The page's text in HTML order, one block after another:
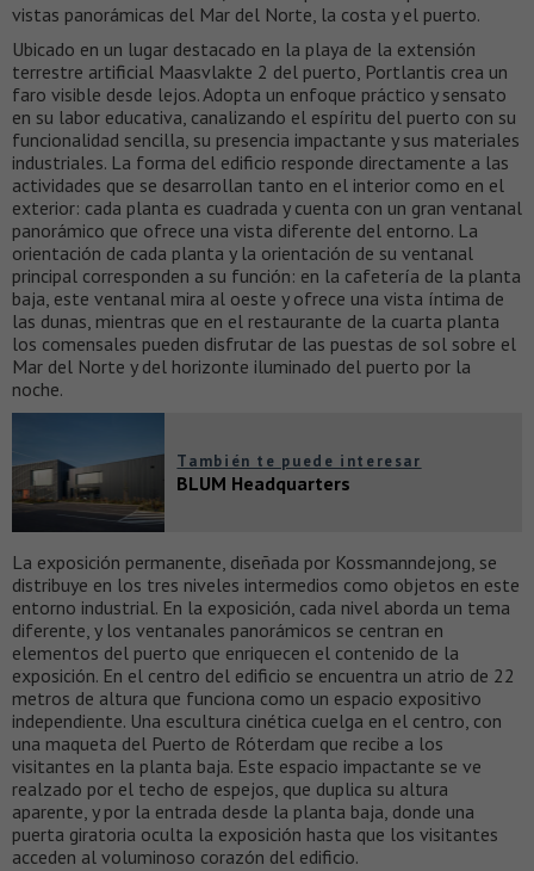
vistas panorámicas del Mar del Norte, la costa y el puerto.
Ubicado en un lugar destacado en la playa de la extensión
terrestre artificial Maasvlakte 2 del puerto, Portlantis crea un
faro visible desde lejos. Adopta un enfoque práctico y sensato
en su labor educativa, canalizando el espíritu del puerto con su
funcionalidad sencilla, su presencia impactante y sus materiales
industriales. La forma del edificio responde directamente a las
actividades que se desarrollan tanto en el interior como en el
exterior: cada planta es cuadrada y cuenta con un gran ventanal
panorámico que ofrece una vista diferente del entorno. La
orientación de cada planta y la orientación de su ventanal
principal corresponden a su función: en la cafetería de la planta
baja, este ventanal mira al oeste y ofrece una vista íntima de
las dunas, mientras que en el restaurante de la cuarta planta
los comensales pueden disfrutar de las puestas de sol sobre el
Mar del Norte y del horizonte iluminado del puerto por la
noche.
También te puede interesar
BLUM Headquarters
La exposición permanente, diseñada por Kossmanndejong, se
distribuye en los tres niveles intermedios como objetos en este
entorno industrial. En la exposición, cada nivel aborda un tema
diferente, y los ventanales panorámicos se centran en
elementos del puerto que enriquecen el contenido de la
exposición. En el centro del edificio se encuentra un atrio de 22
metros de altura que funciona como un espacio expositivo
independiente. Una escultura cinética cuelga en el centro, con
una maqueta del Puerto de Róterdam que recibe a los
visitantes en la planta baja. Este espacio impactante se ve
realzado por el techo de espejos, que duplica su altura
aparente, y por la entrada desde la planta baja, donde una
puerta giratoria oculta la exposición hasta que los visitantes
acceden al voluminoso corazón del edificio.